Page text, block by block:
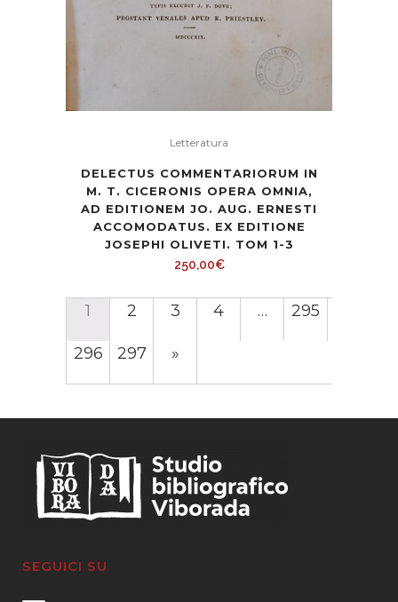
Letteratura
DELECTUS COMMENTARIORUM IN
M. T. CICERONIS OPERA OMNIA,
AD EDITIONEM JO. AUG. ERNESTI
ACCOMODATUS. EX EDITIONE
JOSEPHI OLIVETI. TOM 1-3
250,00€
1 2 3 4 … 295
296 297 »
SEGUICI SU